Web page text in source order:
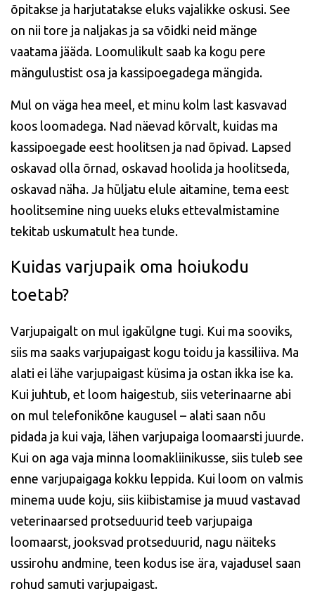
õpitakse ja harjutatakse eluks vajalikke oskusi. See
on nii tore ja naljakas ja sa võidki neid mänge
vaatama jääda. Loomulikult saab ka kogu pere
mängulustist osa ja kassipoegadega mängida.
Mul on väga hea meel, et minu kolm last kasvavad
koos loomadega. Nad näevad kõrvalt, kuidas ma
kassipoegade eest hoolitsen ja nad õpivad. Lapsed
oskavad olla õrnad, oskavad hoolida ja hoolitseda,
oskavad näha. Ja hüljatu elule aitamine, tema eest
hoolitsemine ning uueks eluks ettevalmistamine
tekitab uskumatult hea tunde.
Kuidas varjupaik oma hoiukodu
toetab?
Varjupaigalt on mul igakülgne tugi. Kui ma sooviks,
siis ma saaks varjupaigast kogu toidu ja kassiliiva. Ma
alati ei lähe varjupaigast küsima ja ostan ikka ise ka.
Kui juhtub, et loom haigestub, siis veterinaarne abi
on mul telefonikõne kaugusel – alati saan nõu
pidada ja kui vaja, lähen varjupaiga loomaarsti juurde.
Kui on aga vaja minna loomakliinikusse, siis tuleb see
enne varjupaigaga kokku leppida. Kui loom on valmis
minema uude koju, siis kiibistamise ja muud vastavad
veterinaarsed protseduurid teeb varjupaiga
loomaarst, jooksvad protseduurid, nagu näiteks
ussirohu andmine, teen kodus ise ära, vajadusel saan
rohud samuti varjupaigast.